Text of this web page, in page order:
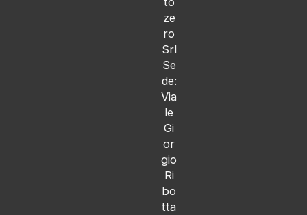
ze
ro
Srl
Se
de:
Via
le
Gi
or
gio
Ri
bo
tta